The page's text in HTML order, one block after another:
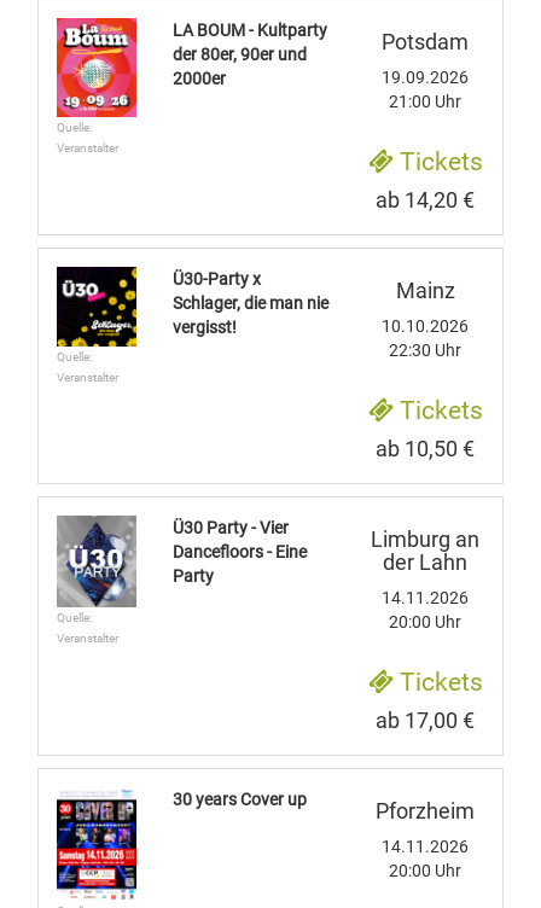
Quelle:
Veranstalter
LA BOUM - Kultparty
der 80er, 90er und
2000er
Potsdam
19.09.2026
21:00 Uhr
Tickets
ab 14,20 €
Quelle:
Veranstalter
Ü30-Party x
Schlager, die man nie
vergisst!
Mainz
10.10.2026
22:30 Uhr
Tickets
ab 10,50 €
Quelle:
Veranstalter
Ü30 Party - Vier
Dancefloors - Eine
Party
Limburg an
der Lahn
14.11.2026
20:00 Uhr
Tickets
ab 17,00 €
30 years Cover up Pforzheim
14.11.2026
20:00 Uhr